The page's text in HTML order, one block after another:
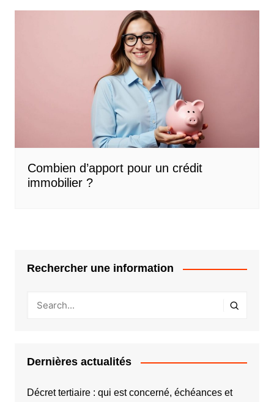
Combien d’apport pour un crédit
immobilier ?
Rechercher une information
Dernières actualités
Décret tertiaire : qui est concerné, échéances et